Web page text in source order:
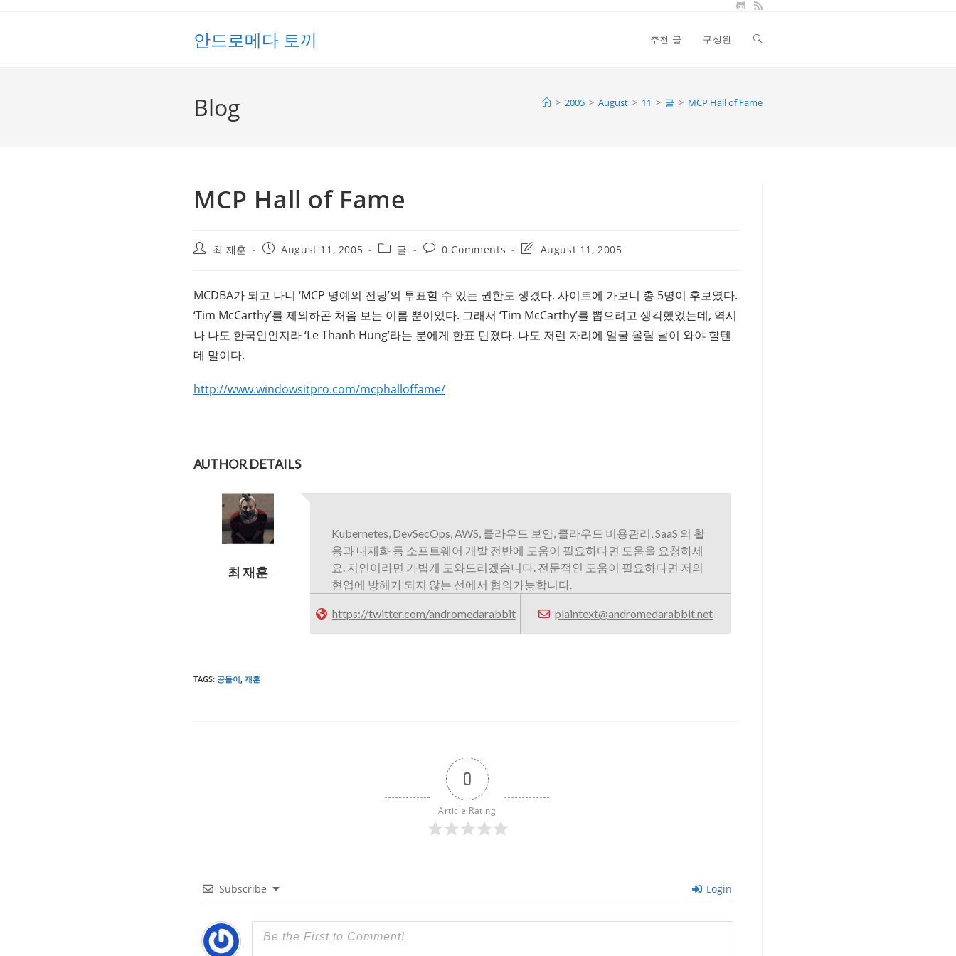
안드로메다 토끼 추천 글 구성원 Toggle
Blog > 2005 > August > 11 > 글 > MCP Hall of Fame
MCP Hall of Fame
Post최 재훈
PostAugust 11, 2005
Post글
Post0 Comments
PostAugust 11, 2005
MCDBA가 되고 나니 ‘MCP 명예의 전당’의 투표할 수 있는 권한도 생겼다. 사이트에 가보니 총 5명이 후보였다.
‘Tim McCarthy’를 제외하곤 처음 보는 이름 뿐이었다. 그래서 ‘Tim McCarthy’를 뽑으려고 생각했었는데, 역시
나 나도 한국인인지라 ‘Le Thanh Hung’라는 분에게 한표 던졌다. 나도 저런 자리에 얼굴 올릴 날이 와야 할텐
데 말이다.
http://www.windowsitpro.com/mcphalloffame/
AUTHOR DETAILS
최 재훈
Kubernetes, DevSecOps, AWS, 클라우드 보안, 클라우드 비용관리, SaaS 의 활
용과 내재화 등 소프트웨어 개발 전반에 도움이 필요하다면 도움을 요청하세
요. 지인이라면 가볍게 도와드리겠습니다. 전문적인 도움이 필요하다면 저의
현업에 방해가 되지 않는 선에서 협의가능합니다.
https://twitter.com/andromedarabbit plaintext@andromedarabbit.net
TAGS: 공돌이, 재훈
0
Article Rating
Subscribe Login